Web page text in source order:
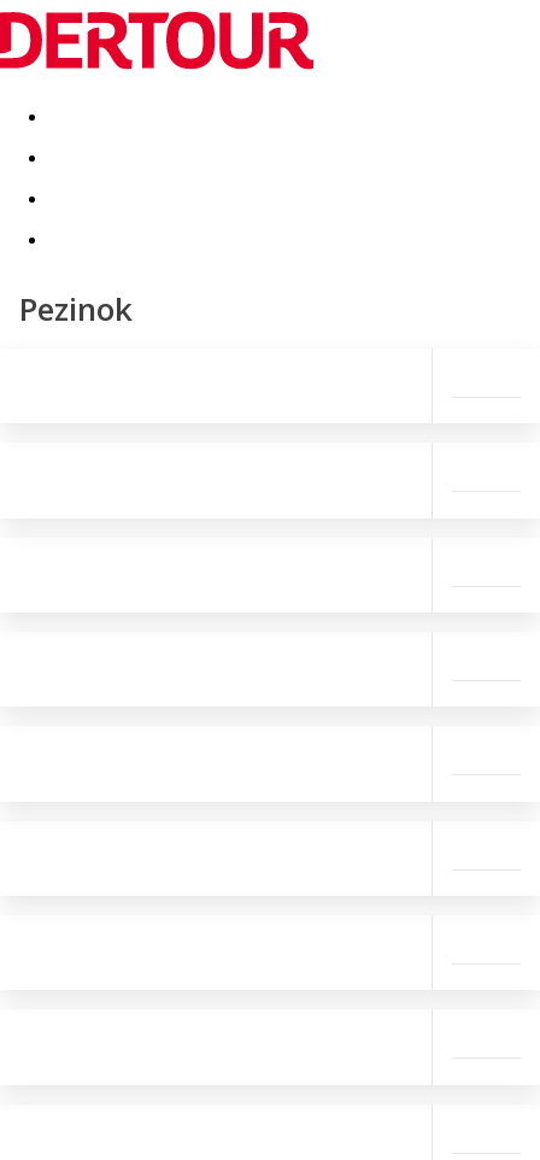
Destinatii Vacanta perfecta OFERTE DE NERATAT
Pezinok